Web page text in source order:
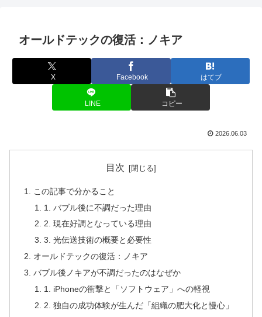
オールドテックの復活：ノキア
X Facebook はてブ
LINE コピー
2026.06.03
目次
この記事で分かること
1. バブル後に不調だった理由
2. 現在好調となっている理由
3. 光伝送技術の概要と必要性
オールドテックの復活：ノキア
バブル後ノキアが不調だったのはなぜか
1. iPhoneの衝撃と「ソフトウェア」への軽視
2. 独自の成功体験が生んだ「組織の肥大化と慢心」